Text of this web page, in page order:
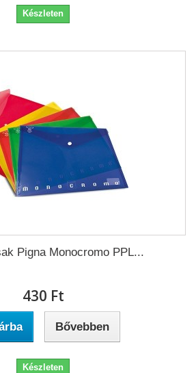
Készleten
Pigna Monocromo PPL...
430 Ft‎
Bővebben
Készleten